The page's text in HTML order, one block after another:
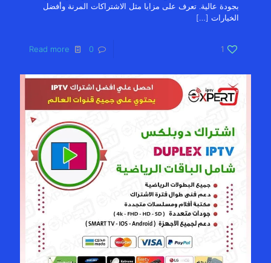
بجودة عالية. تعرف على مزايا مثل الاشتراكات المرنة وأفضل
الخيارات […]
1
0
Read more